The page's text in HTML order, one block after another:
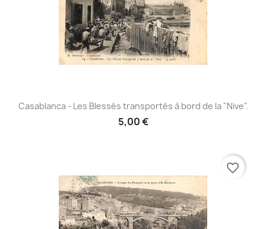
Casablanca - Les Blessés transportés à bord de la "Nive".
5,00 €
favorite_border